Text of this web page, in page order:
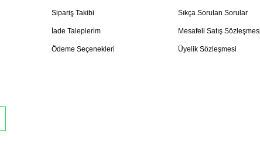
Sipariş Takibi
İade Taleplerim
Ödeme Seçenekleri
Sıkça Sorulan Sorular
Mesafeli Satış Sözleşmesi
Üyelik Sözleşmesi